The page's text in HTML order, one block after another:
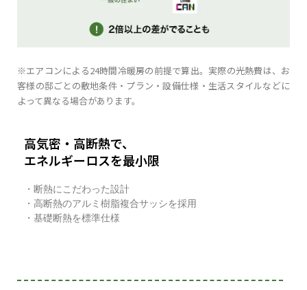
※エアコンによる24時間冷暖房の前提で算出。実際の光熱費は、お
客様の邸ごとの敷地条件・プラン・設備仕様・生活スタイルなどに
よって異なる場合があります。
高気密・高断熱で、
エネルギーロスを最小限
・断熱にこだわった設計
・高断熱のアルミ樹脂複合サッシを採用
・基礎断熱を標準仕様